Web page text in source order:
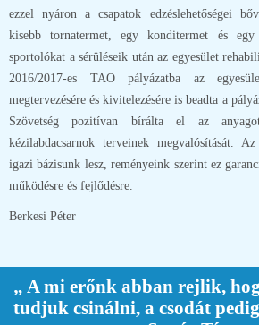
ezzel nyáron a csapatok edzéslehetőségei
kisebb tornatermet, egy konditermet és
sportolókat a sérüléseik után az egyesület
2016/2017-es TAO pályázatba az
megtervezésére és kivitelezésére is beadta a
Szövetség pozitívan bírálta el az
kézilabdacsarnok terveinek megvalósítását.
igazi bázisunk lesz, reményeink szerint ez
működésre és fejlődésre.
Berkesi Péter
„ A mi erőnk abban rejlik,
tudjuk csinálni, a csodát